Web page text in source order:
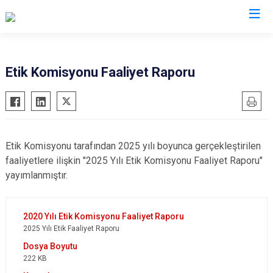
Etik Komisyonu Faaliyet Raporu
Etik Komisyonu tarafından 2025 yılı boyunca gerçekleştirilen
faaliyetlere ilişkin "2025 Yılı Etik Komisyonu Faaliyet Raporu"
yayımlanmıştır.
2025 Yılı Etik Faaliyet Raporu
222 KB